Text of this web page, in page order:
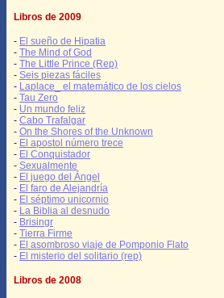
Libros de 2009
- El sueño de Hipatia
- The Mind of God
- The Little Prince (Rep)
- Seis piezas fáciles
- Laplace_ el matemático de los cielos
- Tau Zero
- Un mundo feliz
- Cabo Trafalgar
- On the Shores of the Unknown
- El apostol número trece
- El Conquistador
- Sexualmente
- El juego del Ángel
- El faro de Alejandría
- El séptimo unicornio
- La Biblia al desnudo
- Brisingr
- Tierra Firme
- El asombroso viaje de Pomponio Flato
- El misterio del solitario (rep)
Libros de 2008